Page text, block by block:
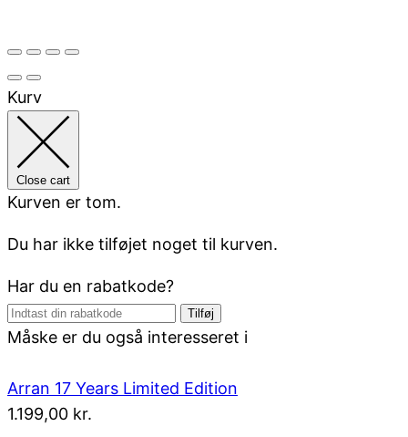
Kurv
Close cart
Kurven er tom.
Du har ikke tilføjet noget til kurven.
Har du en rabatkode?
Tilføj
Måske er du også interesseret i
Arran 17 Years Limited Edition
1.199,00 kr.